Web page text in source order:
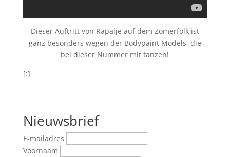
Dieser Auftritt von Rapalje auf dem Zomerfolk ist
ganz besonders wegen der Bodypaint Models, die
bei dieser Nummer mit tanzen!
[:]
Nieuwsbrief
E-mailadres
Voornaam